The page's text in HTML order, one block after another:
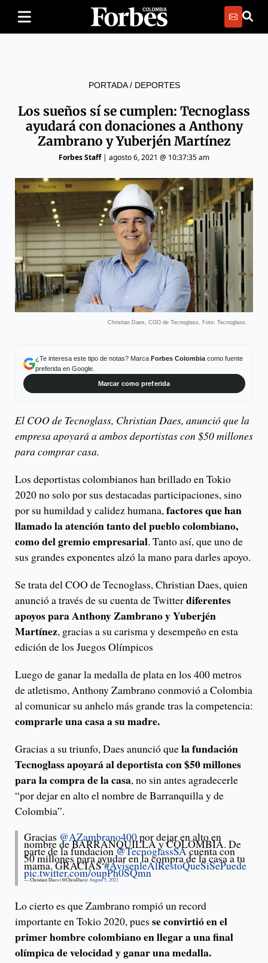
PORTADA/ DEPORTES
Los sueños sí se cumplen: Tecnoglass
ayudará con donaciones a Anthony
Zambrano y Yuberjén Martínez
Forbes Staff| agosto 6, 2021 @ 10:37:35 am
Christian Daes, COO de Tecnoglass. Foto: Tecnoglass.
¿Te interesa este tipo de notas? Marca Forbes Colombiacomo fuente
preferida en Google.
Marcar como preferida
El COO de Tecnoglass, Christian Daes, anunció que la
empresa apoyará a ambos deportistas con $50 millones
para comprar casa.
Los deportistas colombianos han brillado en Tokio
2020 no solo por sus destacadas participaciones, sino
por su humildad y calidez humana,factores que han
llamado la atención tanto del pueblo colombiano,
como del gremio empresarial. Tanto así, que uno de
sus grandes exponentes alzó la mano para darles apoyo.
Se trata del COO de Tecnoglass, Christian Daes, quien
anunció a través de su cuenta de Twitterdiferentes
apoyos para Anthony Zambrano y Yuberjén
Martínez, gracias a su carisma y desempeño en esta
edición de los Juegos Olímpicos
Luego de ganar la medalla de plata en los 400 metros
de atletismo, Anthony Zambrano conmovió a Colombia
al comunicar su anhelo más grande tras la competencia:
comprarle una casa a su madre.
Gracias a su triunfo, Daes anunció quela fundación
Tecnoglass apoyará al deportista con $50 millones
para la compra de la casa, no sin antes agradecerle
“por dejar en alto el nombre de Barranquilla y de
Colombia”.
Gracias @AZambrano400por dejar en alto en
nombre de BARRANQUILLA y COLOMBIA. De
parte de la fundacion@TecnoglassSAcuenta con
50 millones para ayudar en la compra de la casa a tu
mama. GRACIAS#AvisenleAlRestoQueSiSePuede
pic.twitter.com/oupPh0SQmn
— Christian Daes (@ChrisDaes) August 5, 2021
Lo cierto es que Zambrano rompió un record
importante en Tokio 2020, pues se convirtió en el
primer hombre colombiano en llegar a una final
olímpica de velocidad y ganar una medalla.